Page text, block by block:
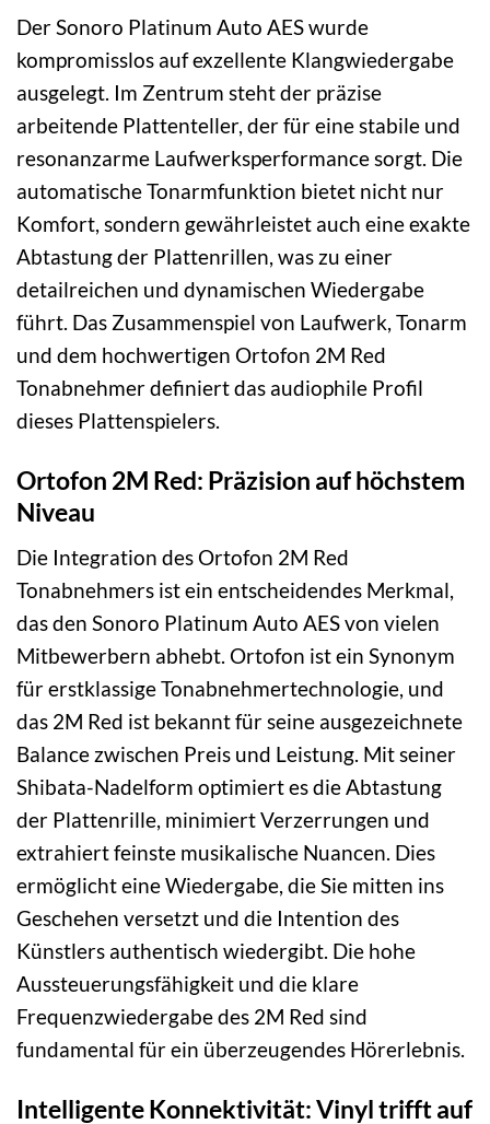
Der Sonoro Platinum Auto AES wurde
kompromisslos auf exzellente Klangwiedergabe
ausgelegt. Im Zentrum steht der präzise
arbeitende Plattenteller, der für eine stabile und
resonanzarme Laufwerksperformance sorgt. Die
automatische Tonarmfunktion bietet nicht nur
Komfort, sondern gewährleistet auch eine exakte
Abtastung der Plattenrillen, was zu einer
detailreichen und dynamischen Wiedergabe
führt. Das Zusammenspiel von Laufwerk, Tonarm
und dem hochwertigen Ortofon 2M Red
Tonabnehmer definiert das audiophile Profil
dieses Plattenspielers.
Ortofon 2M Red: Präzision auf höchstem
Niveau
Die Integration des Ortofon 2M Red
Tonabnehmers ist ein entscheidendes Merkmal,
das den Sonoro Platinum Auto AES von vielen
Mitbewerbern abhebt. Ortofon ist ein Synonym
für erstklassige Tonabnehmertechnologie, und
das 2M Red ist bekannt für seine ausgezeichnete
Balance zwischen Preis und Leistung. Mit seiner
Shibata-Nadelform optimiert es die Abtastung
der Plattenrille, minimiert Verzerrungen und
extrahiert feinste musikalische Nuancen. Dies
ermöglicht eine Wiedergabe, die Sie mitten ins
Geschehen versetzt und die Intention des
Künstlers authentisch wiedergibt. Die hohe
Aussteuerungsfähigkeit und die klare
Frequenzwiedergabe des 2M Red sind
fundamental für ein überzeugendes Hörerlebnis.
Intelligente Konnektivität: Vinyl trifft auf